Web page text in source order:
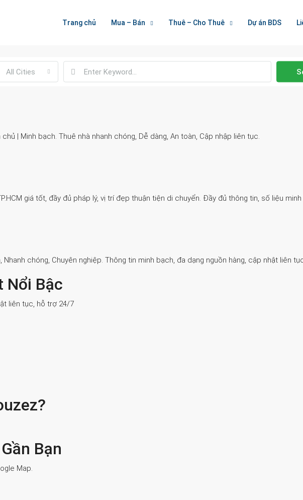
Trang chủ Mua – Bán Thuê – Cho Thuê Dự án BDS
Welcome To Houzez
All Cities
| Minh bạch. Thuê nhà nhanh chóng, Dễ dàng, An toàn, Cập nhập liên tục.
giá tốt, đầy đủ pháp lý, vị trí đẹp thuận tiện di chuyển. Đầy đủ thông tin, số liệu
chóng, Chuyên nghiệp. Thông tin minh bạch, đa dạng nguồn hàng, cập nhật liên
Nổi Bậc
liên tục, hỗ trợ 24/7
Bạn
Map.